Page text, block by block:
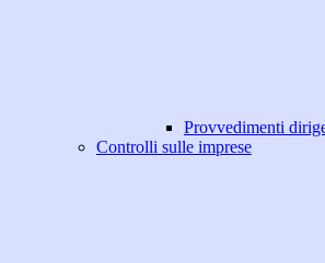
Provvedimenti
Controlli sulle imprese